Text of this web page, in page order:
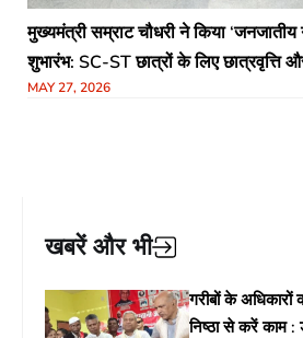
मुख्यमंत्री सम्राट चौधरी ने किया
शुभारंभ: SC-ST छात्रों के लिए छात्रवृत्ति
MAY 27, 2026
खबरें और भी
गरीबों के अधिकारों
निष्ठा से करें काम :